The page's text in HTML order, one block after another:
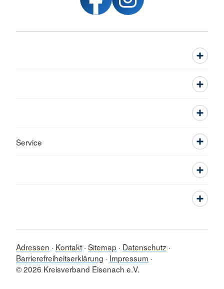
Service
Adressen Kontakt Sitemap
Datenschutz
Barrierefreiheitserklärung
Impressum
© 2026 Kreisverband Eisenach e.V.